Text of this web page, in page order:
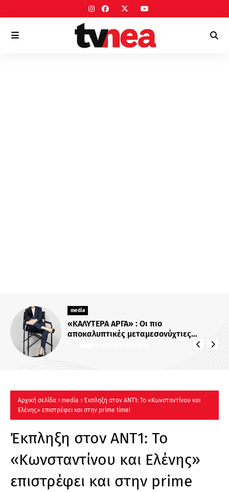
media
Για Σένα»: Γνωρίστε την οικογένεια
Ηλιάδη – Εκεί όπου οι πιο δυνατοί
δεσμοί δοκιμάζονται περισσότερο !
Αρχική σελίδα media
Έκπληξη στον ΑΝΤ1: Το «Κωνσταντίνου και
Ελένης» επιστρέφει και στην prime time!
Έκπληξη στον ΑΝΤ1: Το
«Κωνσταντίνου και Ελένης»
επιστρέφει και στην prime